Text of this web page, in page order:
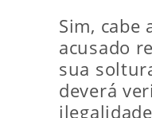
Sim, cabe
acusado
sua
deverá